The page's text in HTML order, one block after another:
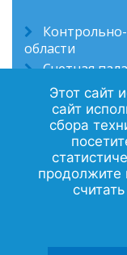
области
Счетная
округа
Политика
Контакты
Этот сайт
сайт
сбора
продолжите